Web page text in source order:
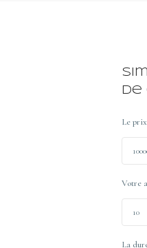
de
Le
Votre
La